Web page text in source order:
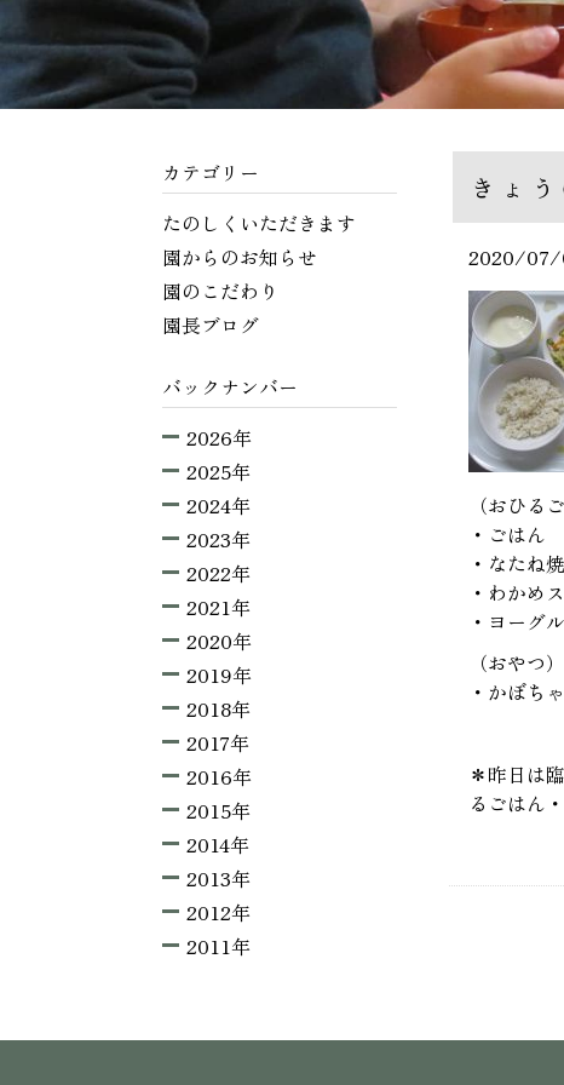
きょ
2020/07/
（おひる
・ごはん
・なたね
・わかめ
・ヨーグ
（おやつ）
・かぼち
＊昨日は
るごはん
カテゴリー
たのしくいただきます
園からのお知らせ
園のこだわり
園長ブログ
バックナンバー
2026年
2025年
2024年
2023年
2022年
2021年
2020年
2019年
2018年
2017年
2016年
2015年
2014年
2013年
2012年
2011年